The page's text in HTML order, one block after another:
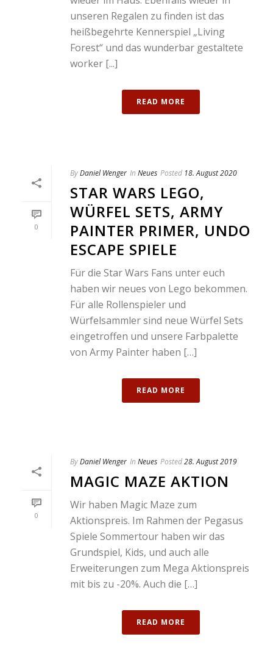
unseren Regalen zu finden ist das
heißbegehrte Kennerspiel „Living
Forest“ und das wunderbar gestaltete
worker [...]
READ MORE
0
ByDaniel Wenger In Neues Posted 18. August 2020
STAR WARS LEGO,
WÜRFEL SETS, ARMY
PAINTER PRIMER, UNDO
ESCAPE SPIELE
Für die Star Wars Fans unter euch
haben wir neues von Lego bekommen.
Für alle Rollenspieler und
Würfelsammler sind neue Würfel Sets
eingetroffen und unsere Farbpalette
von Army Painter haben […]
READ MORE
0
ByDaniel Wenger In Neues Posted28. August 2019
MAGIC MAZE AKTION
Wir haben Magic Maze zum
Aktionspreis. Im Rahmen der Pegasus
Spiele Sommertour haben wir das
Grundspiel, Kids, und auch alle
Erweiterungen zum Mega Aktionspreis
mit bis zu -20%. Auch die […]
READ MORE